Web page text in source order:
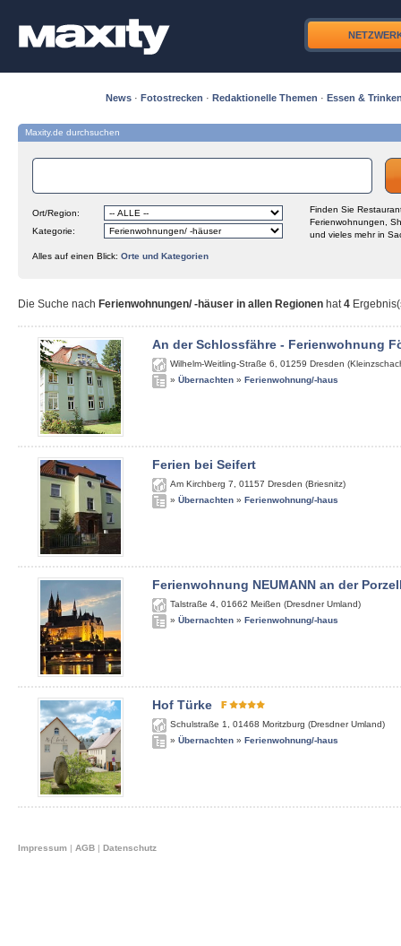
News · Fotostrecken · Redaktionelle Themen · Essen &
Maxity.de durchsuchen
Ort/Region:
Kategorie:
Finden Sie
Ferienwohnungen,
und vieles mehr in
Alles auf einen Blick: Orte und Kategorien
Die Suche nach Ferienwohnungen/ -häuser in allen Regionen hat4
An der Schlossfähre - Ferienwohnung
Wilhelm-Weitling-Straße 6 01259 Dresden
» Übernachten » Ferienwohnung/-haus
Ferien bei Seifert
Am Kirchberg 7 01157 Dresden (Briesnitz)
» Übernachten » Ferienwohnung/-haus
Ferienwohnung NEUMANN an der
Talstraße 4 01662 Meißen (Dresdner Umland)
» Übernachten » Ferienwohnung/-haus
Hof Türke
Schulstraße 1 01468 Moritzburg (Dresdner Umland)
» Übernachten » Ferienwohnung/-haus
Impressum | AGB | Datenschutz